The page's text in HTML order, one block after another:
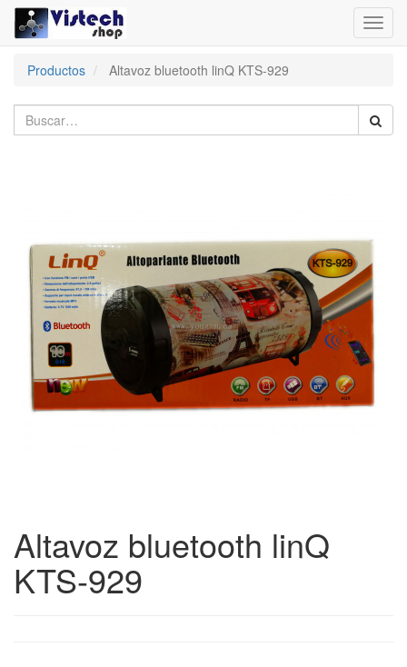
Productos
Altavoz bluetooth linQ KTS-929
Altavoz bluetooth linQ
KTS-929